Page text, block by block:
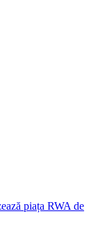
piața RWA de